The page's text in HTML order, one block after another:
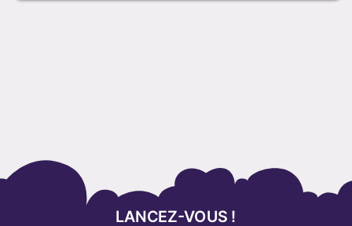
LANCEZ-VOUS !